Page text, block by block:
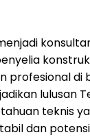
profesional
lulusan
teknis
dan